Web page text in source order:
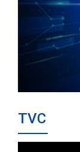
TVC